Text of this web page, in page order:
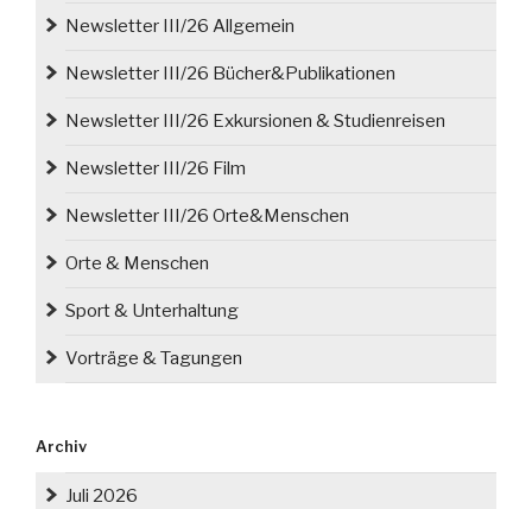
Newsletter III/26 Allgemein
Newsletter III/26 Bücher&Publikationen
Newsletter III/26 Exkursionen & Studienreisen
Newsletter III/26 Film
Newsletter III/26 Orte&Menschen
Orte & Menschen
Sport & Unterhaltung
Vorträge & Tagungen
Archiv
Juli 2026